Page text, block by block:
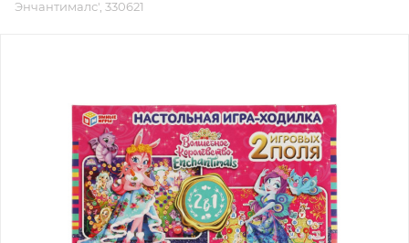
Энчантималс', 330621